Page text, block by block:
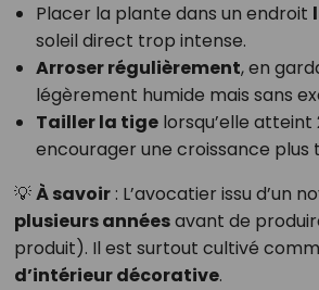
Placer la plante dans un endroit
soleil direct trop intense.
Arroser régulièrement, en
légèrement humide mais sans
Tailler la tigelorsqu’elle atteint
encourager une croissance plus
💡À savoir: L’avocatier issu d’un
plusieurs annéesavant de
produit). Il est surtout cultivé
d’intérieur décorative.